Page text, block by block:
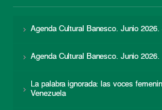
Agenda Cultural Banesco. Junio 2026.
Agenda Cultural Banesco. Junio 2026.
La palabra ignorada: las voces
Venezuela